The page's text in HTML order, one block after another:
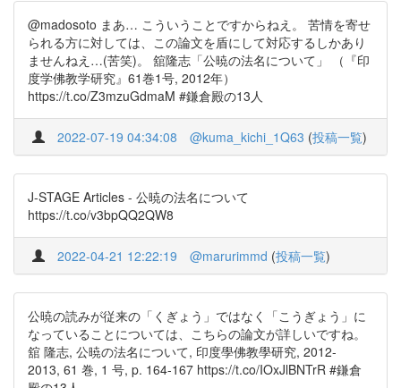
@madosoto まあ… こういうことですからねえ。 苦情を寄せ
られる方に対しては、この論文を盾にして対応するしかあり
ませんねえ…(苦笑)。 舘隆志「公暁の法名について」 （『印
度学佛教学研究』61巻1号, 2012年）
https://t.co/Z3mzuGdmaM #鎌倉殿の13人
2022-07-19 04:34:08 @kuma_kichi_1Q63 (投稿一覧)
J-STAGE Articles - 公暁の法名について
https://t.co/v3bpQQ2QW8
2022-04-21 12:22:19 @marurimmd (投稿一覧)
公暁の読みが従来の「くぎょう」ではなく「こうぎょう」に
なっていることについては、こちらの論文が詳しいですね。
舘 隆志, 公暁の法名について, 印度學佛教學研究, 2012-
2013, 61 巻, 1 号, p. 164-167 https://t.co/IOxJlBNTrR #鎌倉